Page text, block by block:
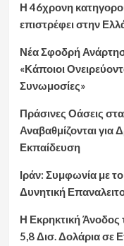
Η 46χρονη
επιστρέφει στην
Νέα Σφοδρή
«Κάποιοι
Συνωμοσίες»
Πράσινες Οάσεις
Αναβαθμίζονται για
Εκπαίδευση
Ιράν: Συμφωνία με
Δυνητική
Η Εκρηκτική
5,8 Δισ. Δολάρια σε